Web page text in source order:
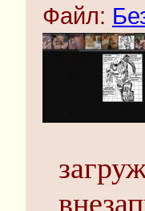
Файл: